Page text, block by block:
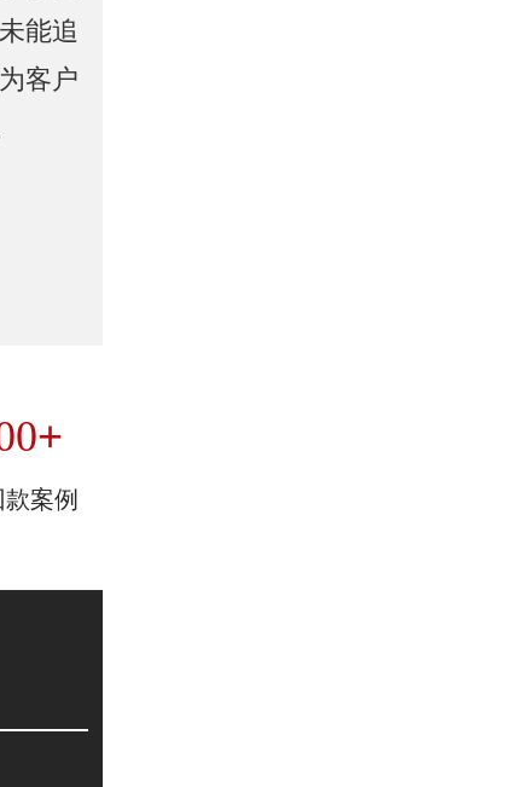
能追
客户
+
案例